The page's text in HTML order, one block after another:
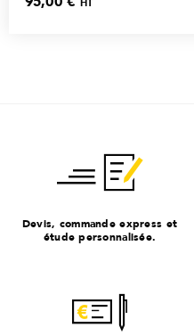
HT
Devis, commande express et
étude personnalisée.